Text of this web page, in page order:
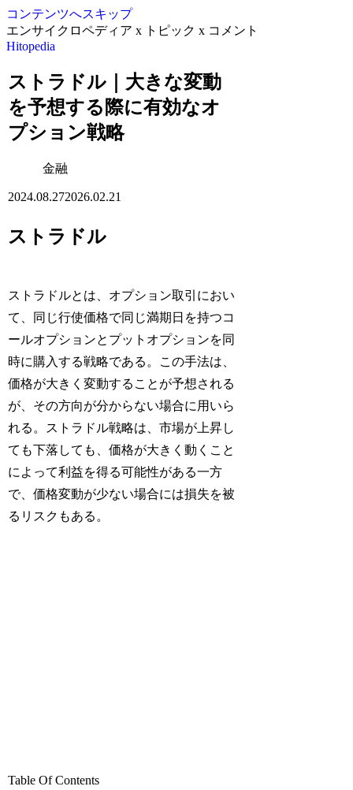
コンテンツへスキップ
エンサイクロペディア x トピック x コメント
Hitopedia
ストラドル｜大きな変動
を予想する際に有効なオ
プション戦略
金融
2024.08.272026.02.21
ストラドル
ストラドルとは、オプション取引におい
て、同じ行使価格で同じ満期日を持つコ
ールオプションとプットオプションを同
時に購入する戦略である。この手法は、
価格が大きく変動することが予想される
が、その方向が分からない場合に用いら
れる。ストラドル戦略は、市場が上昇し
ても下落しても、価格が大きく動くこと
によって利益を得る可能性がある一方
で、価格変動が少ない場合には損失を被
るリスクもある。
Table Of Contents